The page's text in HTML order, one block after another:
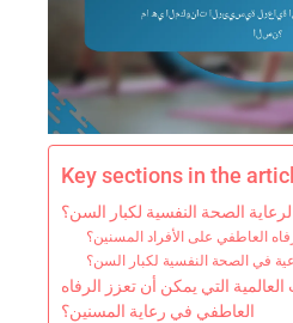
Key sections in the
الصحة النفسية لكبار السن؟
العاطفي على الأفراد المسنين؟
في الصحة النفسية لكبار السن؟
التي يمكن أن تعزز الرفاه
العاطفي في رعاية المسنين؟